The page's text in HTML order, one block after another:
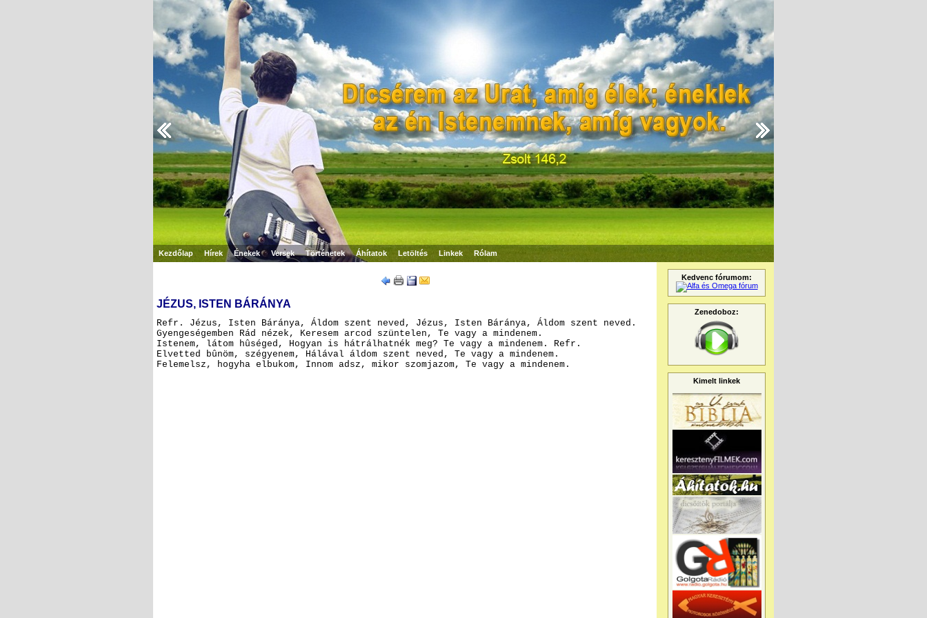
Kezdőlap Hírek Énekek Versek Történetek Áhítatok Letöltés Linkek Rólam
JÉZUS, ISTEN BÁRÁNYA
Refr. Jézus, Isten Báránya, Áldom szent neved, Jézus, Isten Báránya,
Áldom szent neved.
Gyengeségemben Rád nézek,
Keresem arcod szüntelen,
Te vagy a mindenem.
Istenem, látom hûséged,
Hogyan is hátrálhatnék meg? Te vagy a mindenem.
Refr.
Elvetted bûnöm, szégyenem,
Hálával áldom szent neved,
Te vagy a mindenem.
Felemelsz, hogyha elbukom,
Innom adsz, mikor szomjazom, Te vagy a mindenem.
Kedvenc fórumom:
Zenedoboz:
Kimelt linkek